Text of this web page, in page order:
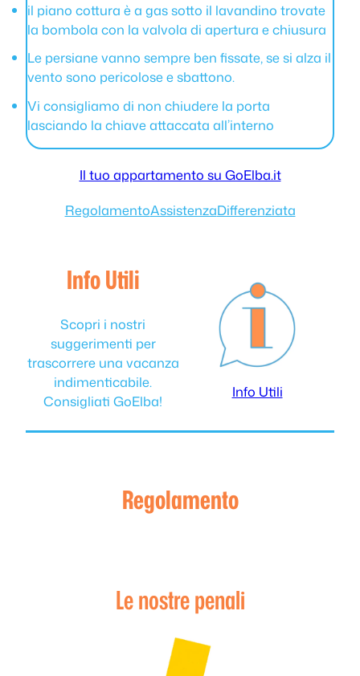
il piano cottura è a gas sotto il lavandino trovate
la bombola con la valvola di apertura e chiusura
Le persiane vanno sempre ben fissate, se si alza il
vento sono pericolose e sbattono.
Vi consigliamo di non chiudere la porta
lasciando la chiave attaccata all’interno
Il tuo appartamento su GoElba.it
RegolamentoAssistenzaDifferenziata
Info Utili
Scopri i nostri
suggerimenti per
trascorrere una vacanza
indimenticabile.
Consigliati GoElba!
Info Utili
Regolamento
Le nostre penali